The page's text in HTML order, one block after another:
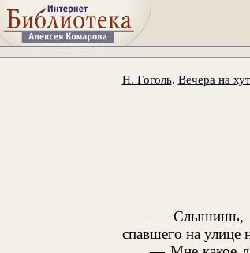
Н. Гоголь. Вечера на
— Слышишь,
спавшего на улице